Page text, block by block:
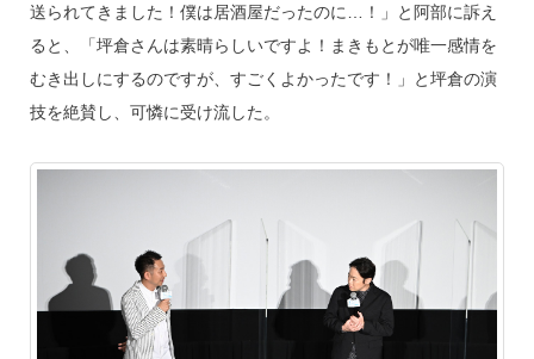
送られてきました！僕は居酒屋だったのに…！」と阿部に訴え
ると、「坪倉さんは素晴らしいですよ！まきもとが唯一感情を
むき出しにするのですが、すごくよかったです！」と坪倉の演
技を絶賛し、可憐に受け流した。